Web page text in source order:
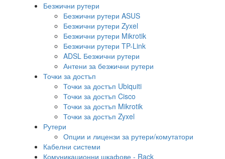
Безжични рутери
Безжични рутери ASUS
Безжични рутери Zyxel
Безжични рутери Mikrotik
Безжични рутери TP-Link
ADSL Безжични рутери
Антени за безжични рутери
Точки за достъп
Точки за достъп Ubiquiti
Точки за достъп Cisco
Точки за достъп Mikrotik
Точки за достъп Zyxel
Рутери
Опции и лицензи за рутери/комутатори
Кабелни системи
Комуникационни шкафове - Rack